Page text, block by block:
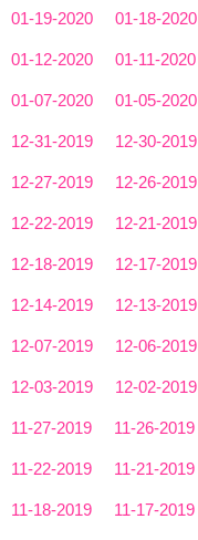
01-19-2020 01-18-2020
01-12-2020 01-11-2020
01-07-2020 01-05-2020
12-31-2019 12-30-2019
12-27-2019 12-26-2019
12-22-2019 12-21-2019
12-18-2019 12-17-2019
12-14-2019 12-13-2019
12-07-2019 12-06-2019
12-03-2019 12-02-2019
11-27-2019 11-26-2019
11-22-2019 11-21-2019
11-18-2019 11-17-2019